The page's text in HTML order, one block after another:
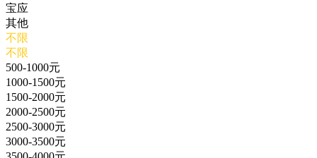
宝应
其他
不限
不限
500-1000元
1000-1500元
1500-2000元
2000-2500元
2500-3000元
3000-3500元